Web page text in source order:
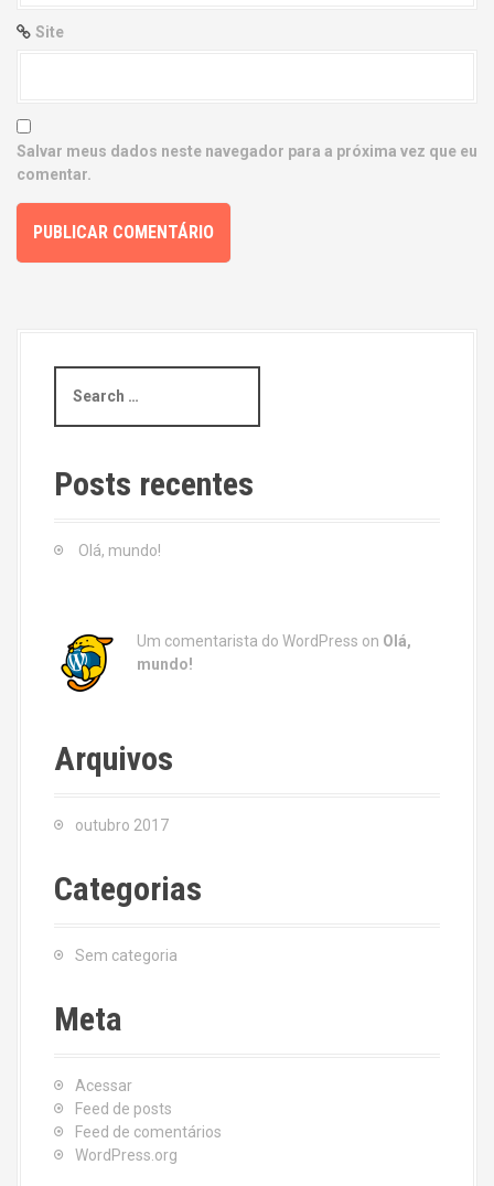
Site
Salvar meus dados neste navegador para a próxima vez que eu
comentar.
a
c
h
Posts recentes
Olá, mundo!
Um comentarista do WordPress on Olá,
mundo!
Arquivos
outubro 2017
Categorias
Sem categoria
Meta
Acessar
Feed de posts
Feed de comentários
WordPress.org